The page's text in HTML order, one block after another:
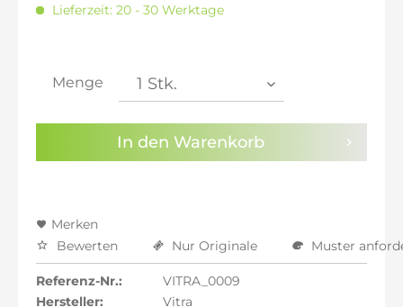
Sie haben die Datenschutzbestimmungen
Kenntnis genommen.
Preisalarm aktivieren
inkl. 21% MwSt.: 777,86 €
Lieferzeit: 20 - 30 Werktage
Menge
In den Warenkorb
Merken
Bewerten
Nur Originale Muster
Referenz-Nr.:
VITRA_0009
Hersteller:
Vitra